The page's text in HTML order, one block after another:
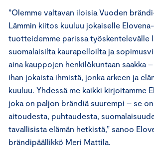
”Olemme valtavan iloisia Vuoden
Lämmin kiitos kuuluu jokaiselle
tuotteidemme parissa työskentelevälle
suomalaisilta kaurapelloilta ja
aina kauppojen henkilökuntaan saakka
ihan jokaista ihmistä, jonka arkeen ja
kuuluu. Yhdessä me kaikki kirjoitamme
joka on paljon brändiä suurempi – se
aitoudesta, puhtaudesta,
tavallisista elämän hetkistä,” sanoo
brändipäällikkö Meri Mattila.